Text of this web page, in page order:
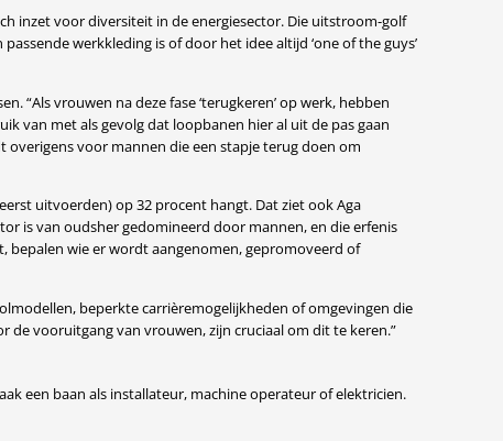
inzet voor diversiteit in de energiesector. Die uitstroom-golf
werkkleding is of door het idee altijd ‘one of the guys’
“Als vrouwen na deze fase ‘terugkeren’ op werk, hebben
van met als gevolg dat loopbanen hier al uit de pas gaan
overigens voor mannen die een stapje terug doen om
uitvoerden) op 32 procent hangt. Dat ziet ook Aga
is van oudsher gedomineerd door mannen, en die erfenis
bepalen wie er wordt aangenomen, gepromoveerd of
beperkte carrièremogelijkheden of omgevingen die
vooruitgang van vrouwen, zijn cruciaal om dit te keren.”
een baan als installateur, machine operateur of elektricien.